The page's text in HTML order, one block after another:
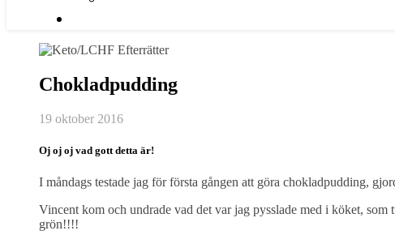
Chokladpudding
19 oktober 2016
Oj oj oj vad gott detta är!
I måndags testade jag för första gången att göra chokladpudding,
Vincent kom och undrade vad det var jag pysslade med i köket,
grön!!!!